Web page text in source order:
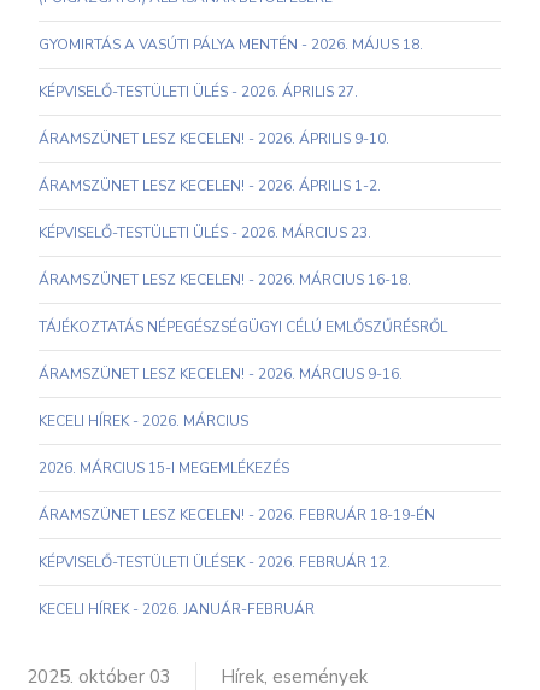
GYOMIRTÁS A VASÚTI PÁLYA MENTÉN - 2026. MÁJUS 18.
KÉPVISELŐ-TESTÜLETI ÜLÉS - 2026. ÁPRILIS 27.
ÁRAMSZÜNET LESZ KECELEN! - 2026. ÁPRILIS 9-10.
ÁRAMSZÜNET LESZ KECELEN! - 2026. ÁPRILIS 1-2.
KÉPVISELŐ-TESTÜLETI ÜLÉS - 2026. MÁRCIUS 23.
ÁRAMSZÜNET LESZ KECELEN! - 2026. MÁRCIUS 16-18.
TÁJÉKOZTATÁS NÉPEGÉSZSÉGÜGYI CÉLÚ EMLŐSZŰRÉSRŐL
ÁRAMSZÜNET LESZ KECELEN! - 2026. MÁRCIUS 9-16.
KECELI HÍREK - 2026. MÁRCIUS
2026. MÁRCIUS 15-I MEGEMLÉKEZÉS
ÁRAMSZÜNET LESZ KECELEN! - 2026. FEBRUÁR 18-19-ÉN
KÉPVISELŐ-TESTÜLETI ÜLÉSEK - 2026. FEBRUÁR 12.
KECELI HÍREK - 2026. JANUÁR-FEBRUÁR
2025. október 03 Hírek, események